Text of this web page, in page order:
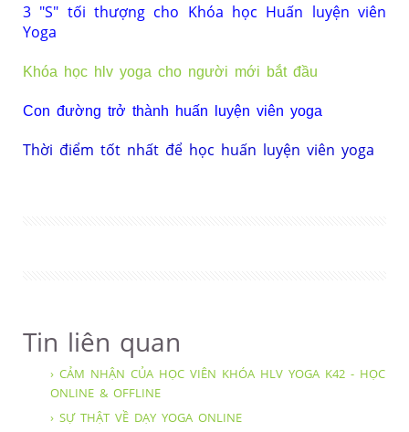
3 "S" tối thượng cho Khóa học Huấn luyện viên
Yoga
Khóa học hlv yoga cho người mới bắt đầu
Con đường trở thành huấn luyện viên yoga
Thời điểm tốt nhất để học huấn luyện viên yoga
Tin liên quan
› CẢM NHẬN CỦA HỌC VIÊN KHÓA HLV YOGA K42 - HỌC
ONLINE & OFFLINE
› SỰ THẬT VỀ DẠY YOGA ONLINE